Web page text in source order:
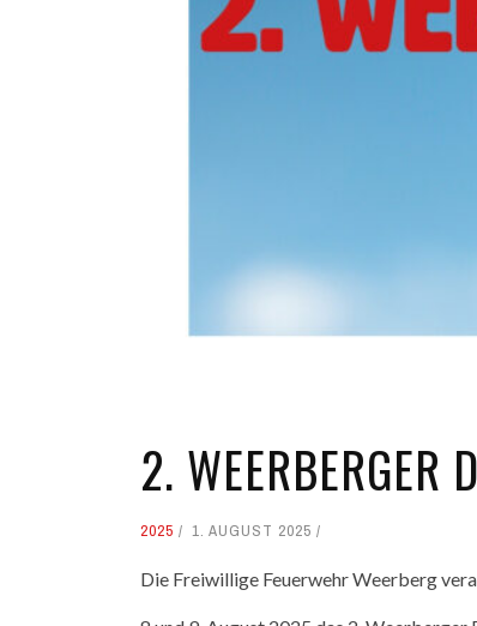
2. WEERBERGER
2025 1. AUGUST 2025
Die Freiwillige Feuerwehr Weerberg